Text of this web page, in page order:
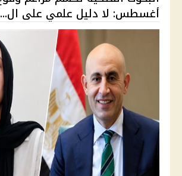
أغسطس: لا دليل علمي على ال...